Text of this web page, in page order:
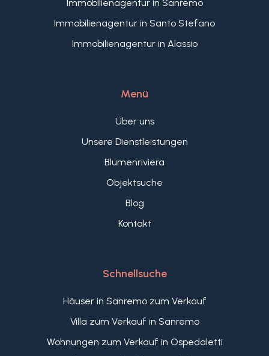
Immobilienagentur in Sanremo
Immobilienagentur in Santo Stefano
Immobilienagentur in Alassio
Menü
Über uns
Unsere Dienstleistungen
Blumenriviera
Objektsuche
Blog
Kontakt
Schnellsuche
Häuser in Sanremo zum Verkauf
Villa zum Verkauf in Sanremo
Wohnungen zum Verkauf in Ospedaletti